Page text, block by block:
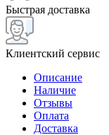
Быстрая доставка
Клиентский сервис
Описание
Наличие
Отзывы
Оплата
Доставка